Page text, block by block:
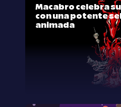
Macabro celebra
con una potente
animada